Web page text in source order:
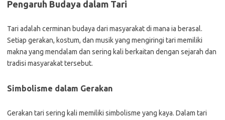
Pengaruh Budaya dalam Tari
Tari adalah cerminan budaya dari masyarakat di mana ia berasal.
Setiap gerakan, kostum, dan musik yang mengiringi tari memiliki
makna yang mendalam dan sering kali berkaitan dengan sejarah dan
tradisi masyarakat tersebut.
Simbolisme dalam Gerakan
Gerakan tari sering kali memiliki simbolisme yang kaya. Dalam tari